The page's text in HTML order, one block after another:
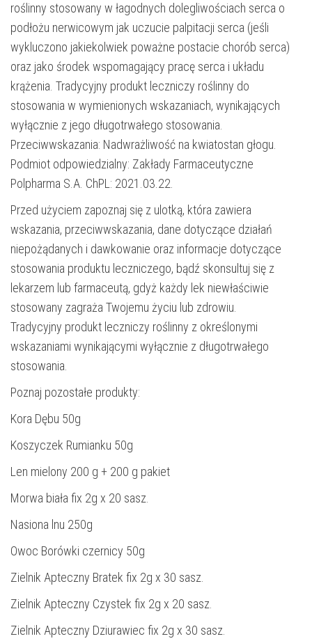
roślinny stosowany w łagodnych dolegliwościach serca o
podłożu nerwicowym jak uczucie palpitacji serca (jeśli
wykluczono jakiekolwiek poważne postacie chorób serca)
oraz jako środek wspomagający pracę serca i układu
krążenia. Tradycyjny produkt leczniczy roślinny do
stosowania w wymienionych wskazaniach, wynikających
wyłącznie z jego długotrwałego stosowania.
Przeciwwskazania: Nadwrażliwość na kwiatostan głogu.
Podmiot odpowiedzialny: Zakłady Farmaceutyczne
Polpharma S.A. ChPL: 2021.03.22.
Przed użyciem zapoznaj się z ulotką, która zawiera
wskazania, przeciwwskazania, dane dotyczące działań
niepożądanych i dawkowanie oraz informacje dotyczące
stosowania produktu leczniczego, bądź skonsultuj się z
lekarzem lub farmaceutą, gdyż każdy lek niewłaściwie
stosowany zagraża Twojemu życiu lub zdrowiu.
Tradycyjny produkt leczniczy roślinny z określonymi
wskazaniami wynikającymi wyłącznie z długotrwałego
stosowania.
Poznaj pozostałe produkty:
Kora Dębu 50g
Koszyczek Rumianku 50g
Len mielony 200 g + 200 g pakiet
Morwa biała fix 2g x 20 sasz.
Nasiona lnu 250g
Owoc Borówki czernicy 50g
Zielnik Apteczny Bratek fix 2g x 30 sasz.
Zielnik Apteczny Czystek fix 2g x 20 sasz.
Zielnik Apteczny Dziurawiec fix 2g x 30 sasz.